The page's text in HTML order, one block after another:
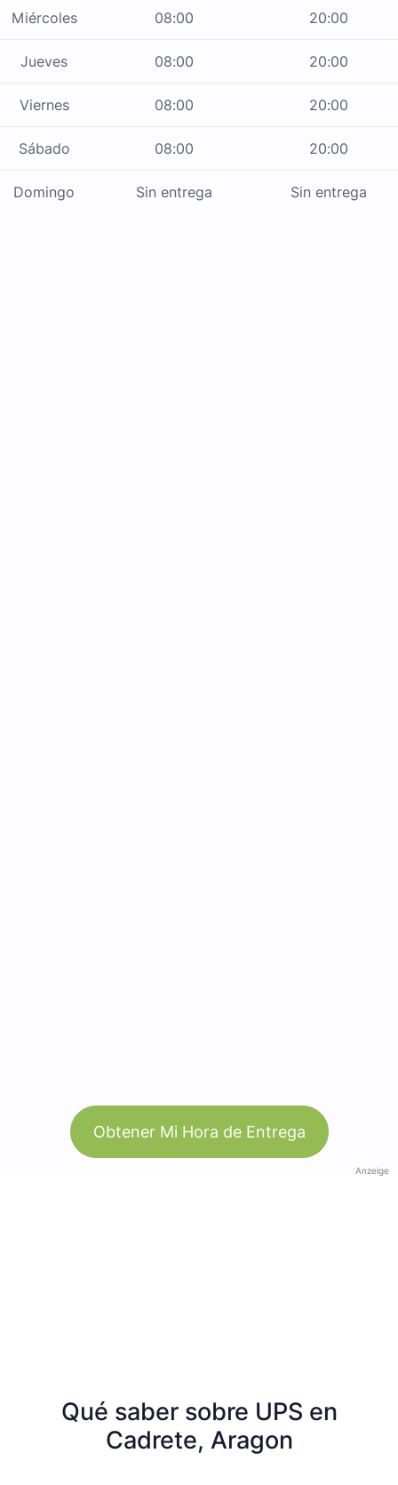
Miércoles 08:00 20:00
Jueves 08:00 20:00
Viernes 08:00 20:00
Sábado 08:00 20:00
Domingo Sin entrega Sin entrega
Obtener Mi Hora de Entrega
Anzeige
Qué saber sobre UPS en
Cadrete, Aragon